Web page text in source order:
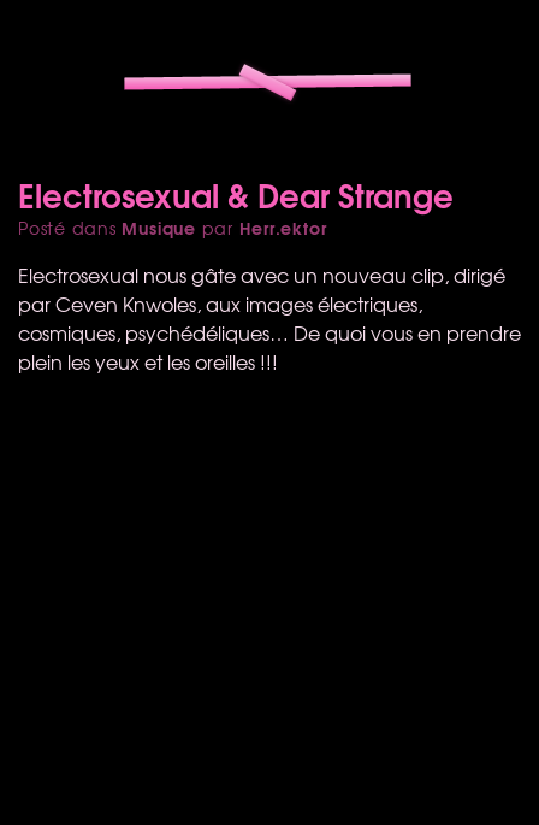
Electrosexual & Dear Strange
Posté dans Musique par Herr.ektor
Electrosexual nous gâte avec un nouveau clip, dirigé
par Ceven Knwoles, aux images électriques,
cosmiques, psychédéliques… De quoi vous en prendre
plein les yeux et les oreilles !!!